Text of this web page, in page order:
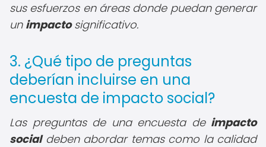
sus esfuerzos en áreas donde puedan generar
un impactosignificativo.
3. ¿Qué tipo de preguntas
deberían incluirse en una
encuesta de impacto social?
Las preguntas de una encuesta de impacto
socialdeben abordar temas como la calidad